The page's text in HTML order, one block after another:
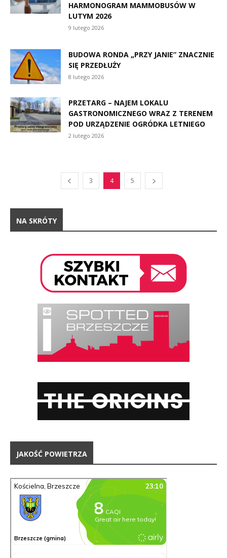
HARMONOGRAM MAMMOBUSÓW W
LUTYM 2026
9 lutego 2026
BUDOWA RONDA „PRZY JANIE” ZNACZNIE
SIĘ PRZEDŁUŻY
8 lutego 2026
PRZETARG – NAJEM LOKALU
GASTRONOMICZNEGO WRAZ Z TERENEM
POD URZĄDZENIE OGRÓDKA LETNIEGO
2 lutego 2026
3 4 5
NA SKRÓTY
JAKOŚĆ POWIETRZA